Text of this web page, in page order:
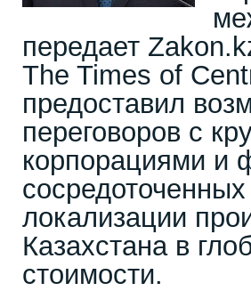
передает
The Times of
предоставил
переговоров с
корпорациями и
локализации
Казахстана в
стоимости.